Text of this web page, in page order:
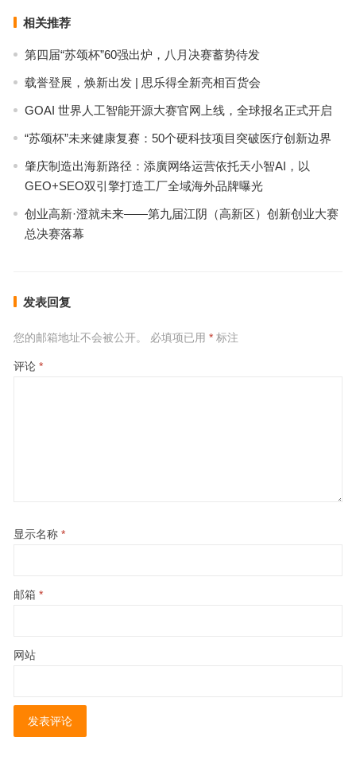
相关推荐
第四届“苏颂杯”60强出炉，八月决赛蓄势待发
载誉登展，焕新出发 | 思乐得全新亮相百货会
GOAI 世界人工智能开源大赛官网上线，全球报名正式开启
“苏颂杯”未来健康复赛：50个硬科技项目突破医疗创新边界
肇庆制造出海新路径：添廣网络运营依托天小智AI，以
GEO+SEO双引擎打造工厂全域海外品牌曝光
创业高新·澄就未来——第九届江阴（高新区）创新创业大赛
总决赛落幕
发表回复
您的邮箱地址不会被公开。 必填项已用 *标注
评论 *
显示名称 *
邮箱 *
网站